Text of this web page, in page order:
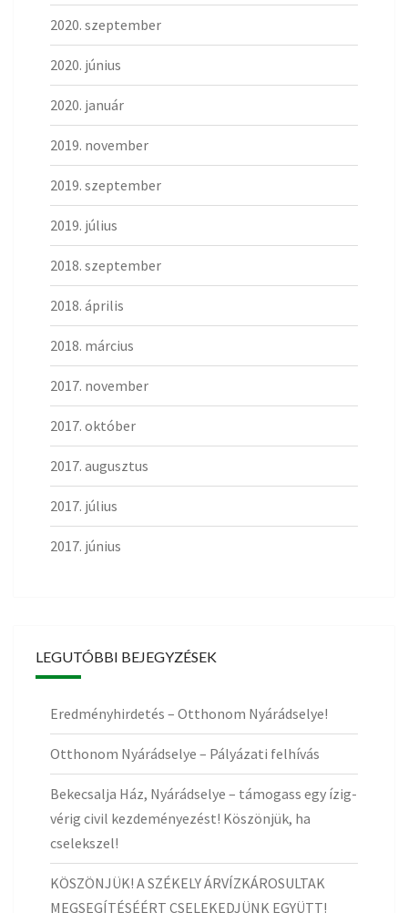
2020. szeptember
2020. június
2020. január
2019. november
2019. szeptember
2019. július
2018. szeptember
2018. április
2018. március
2017. november
2017. október
2017. augusztus
2017. július
2017. június
LEGUTÓBBI BEJEGYZÉSEK
Eredményhirdetés – Otthonom Nyárádselye!
Otthonom Nyárádselye – Pályázati felhívás
Bekecsalja Ház, Nyárádselye – támogass egy ízig-
vérig civil kezdeményezést! Köszönjük, ha
cselekszel!
KÖSZÖNJÜK! A SZÉKELY ÁRVÍZKÁROSULTAK
MEGSEGÍTÉSÉÉRT CSELEKEDJÜNK EGYÜTT!